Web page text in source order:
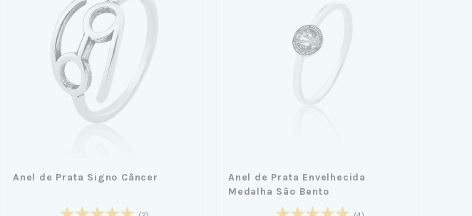
Anel de Prata Signo Câncer
Anel de Prata Envelhecida
Medalha São Bento